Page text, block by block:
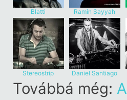
Blatti Ramin Sayyah
Stereostrip Daniel Santiago
Továbbá még: